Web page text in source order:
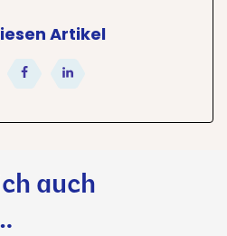
Artikel
auch